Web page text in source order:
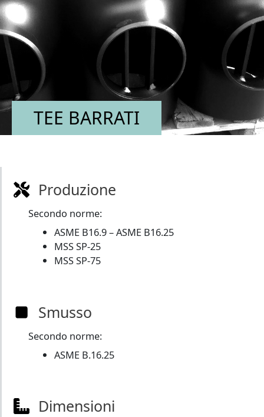
TEE BARRATI
Produzione
Secondo norme:
ASME B16.9 – ASME B16.25
MSS SP-25
MSS SP-75
Smusso
Secondo norme:
ASME B.16.25
Dimensioni